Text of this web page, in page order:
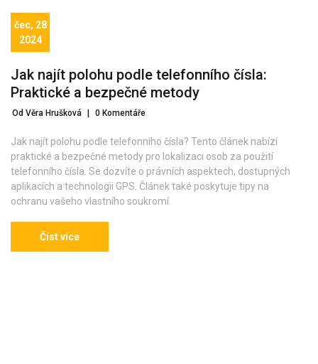
čec, 28
2024
Jak najít polohu podle telefonního čísla:
Praktické a bezpečné metody
Od Věra Hrušková 0 Komentáře
Jak najít polohu podle telefonního čísla? Tento článek nabízí
praktické a bezpečné metody pro lokalizaci osob za použití
telefonního čísla. Se dozvíte o právních aspektech, dostupných
aplikacích a technologii GPS. Článek také poskytuje tipy na
ochranu vašeho vlastního soukromí.
Číst více